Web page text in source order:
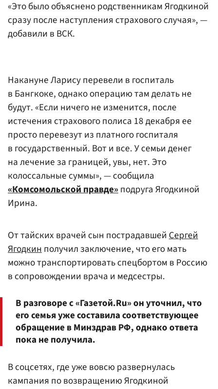
«Это было объяснено родственникам Ягодкиной
сразу после наступления страхового случая», —
добавили в ВСК.
Накануне Ларису перевели в госпиталь
в Бангкоке, однако операцию там делать не
будут. «Если ничего не изменится, после
истечения страхового полиса 18 декабря ее
просто перевезут из платного госпиталя
в государственный. Вот и все. У семьи денег
на лечение за границей, увы, нет. Это
колоссальные суммы», — сообщила
«Комсомольской правде»подруга Ягодкиной
Ирина.
От тайских врачей сын пострадавшейСергей
Ягодкинполучил заключение, что его мать
можно транспортировать спецбортом в Россию
в сопровождении врача и медсестры.
В разговоре с «Газетой.Ru» он уточнил, что
его семья уже составила соответствующее
обращение в Минздрав РФ, однако ответа
пока не получила.
В соцсетях, где уже вовсю развернулась
кампания по возвращению Ягодкиной